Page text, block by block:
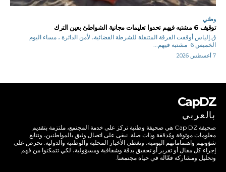
وطني
توقيف 6 مشتبه فيهم تحدوا تعليمات مجانية الشواطئ بعين الترك
ق.إلياس أوقفت الفرقة المتنقلة للشرطة القضائية، لأمن الدائرة ، مساء اليوم
الخميس 6 مشتبه فيهم...
7 أغسطس 2026
CapDZ
بالعربي
صحيفة Cap DZ هي صحيفة وطنية تركز على خدمة المجتمع، ملتزمة بتقديم
معلومات موثوقة ومُدققة وذات صلة. نبقى على اتصال وثيق بالمواطنين، ونتابع
شؤونهم واهتماماتهم اليومية، ونغطي الأخبار المحلية والوطنية والدولية. نحرص على
إجراء كل مقال أو تقرير أو تحقيق بدقة وشفافية ومسؤولية، لكي تتمكنوا من فهم
وتحليل ومشاركة فعّالة في حياة مجتمعنا.